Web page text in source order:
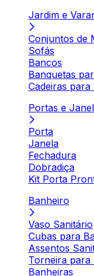
Jardim e
Conjuntos de
Sofás
Bancos
Banquetas
Cadeiras para
Portas e
Porta
Janela
Fechadura
Dobradiça
Kit Porta
Banheiro
Vaso Sanitário
Cubas para
Assentos
Torneira para
Banheiras